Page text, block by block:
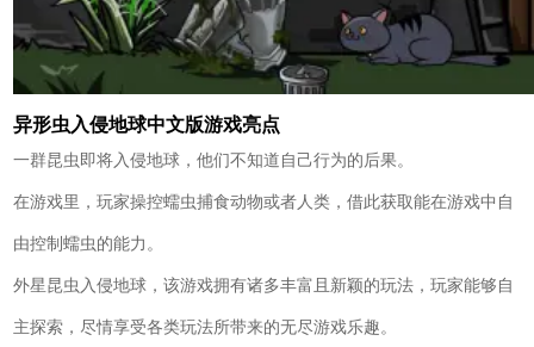
异形虫入侵地球中文版游戏亮点
一群昆虫即将入侵地球，他们不知道自己行为的后果。
在游戏里，玩家操控蠕虫捕食动物或者人类，借此获取能在游戏中自
由控制蠕虫的能力。
外星昆虫入侵地球，该游戏拥有诸多丰富且新颖的玩法，玩家能够自
主探索，尽情享受各类玩法所带来的无尽游戏乐趣。